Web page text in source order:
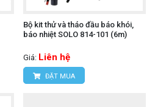
Bộ kit thử và tháo đầu báo khói,
báo nhiệt SOLO 814-101 (6m)
Giá: Liên hệ
ĐẶT MUA